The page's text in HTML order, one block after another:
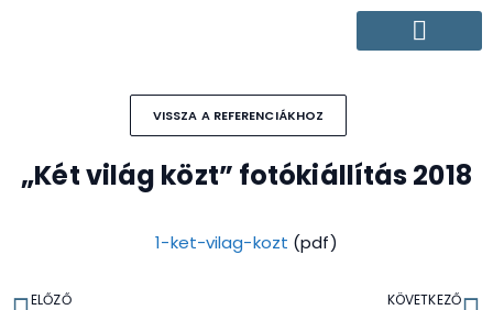
VISSZA A REFERENCIÁKHOZ
„Két világ közt” fotókiállítás 2018
1-ket-vilag-kozt (pdf)
ELŐZŐ KÖVETKEZŐ